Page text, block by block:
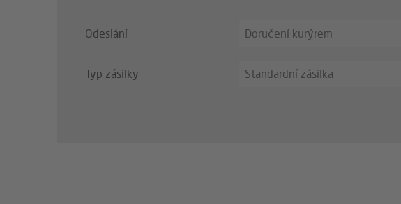
Odeslání Doručení kurýrem
Typ zásilky Standardní zásilka